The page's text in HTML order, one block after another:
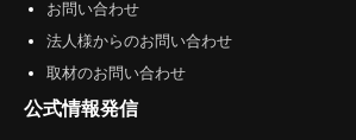
お問い合わせ
法人様からのお問い合わせ
取材のお問い合わせ
公式情報発信